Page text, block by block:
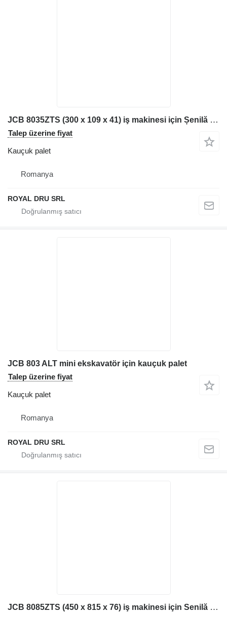
JCB 8035ZTS (300 x 109 x 41) iş makinesi için Șenilă pentru Excavator kauçuk palet
Talep üzerine fiyat
Kauçuk palet
Romanya
ROYAL DRU SRL
JCB 803 ALT mini ekskavatör için kauçuk palet
Talep üzerine fiyat
Kauçuk palet
Romanya
ROYAL DRU SRL
JCB 8085ZTS (450 x 815 x 76) iş makinesi için Senilă pentru excavator kauçuk palet